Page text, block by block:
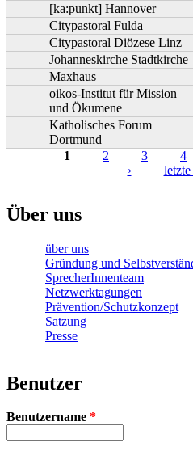
[ka:punkt] Hannover
Citypastoral Fulda
Citypastoral Diözese Linz
Johanneskirche Stadtkirche
Maxhaus
oikos-Institut für Mission
und Ökumene
Katholisches Forum
Dortmund
1 2 3 4
›
letzte
Über uns
über uns
Gründung und
SprecherInnenteam
Netzwerktagungen
Prävention/Schutzkonzept
Satzung
Presse
Benutzer
Benutzername *